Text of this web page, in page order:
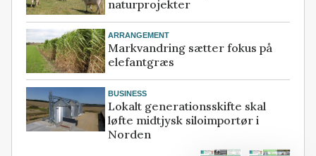
naturprojekter
ARRANGEMENT
Markvandring sætter fokus på
elefantgræs
BUSINESS
Lokalt generationsskifte skal
løfte midtjysk siloimportør i
Norden